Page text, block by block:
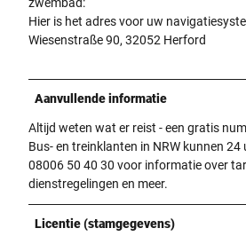
Hier is het adres voor uw
Wiesenstraße 90, 32052 Herford
Aanvullende informatie
Altijd weten wat er reist - een gratis
Bus- en treinklanten in NRW kunnen
08006 50 40 30 voor informatie over
dienstregelingen en meer.
Licentie (stamgegevens)